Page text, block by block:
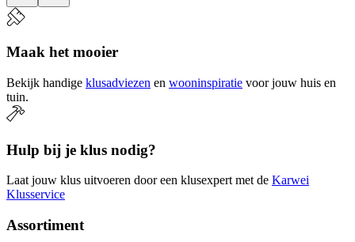
Maak het mooier
Bekijk handige klusadviezen en wooninspiratie voor jouw huis en
tuin.
Hulp bij je klus nodig?
Laat jouw klus uitvoeren door een klusexpert met de Karwei
Klusservice
Assortiment